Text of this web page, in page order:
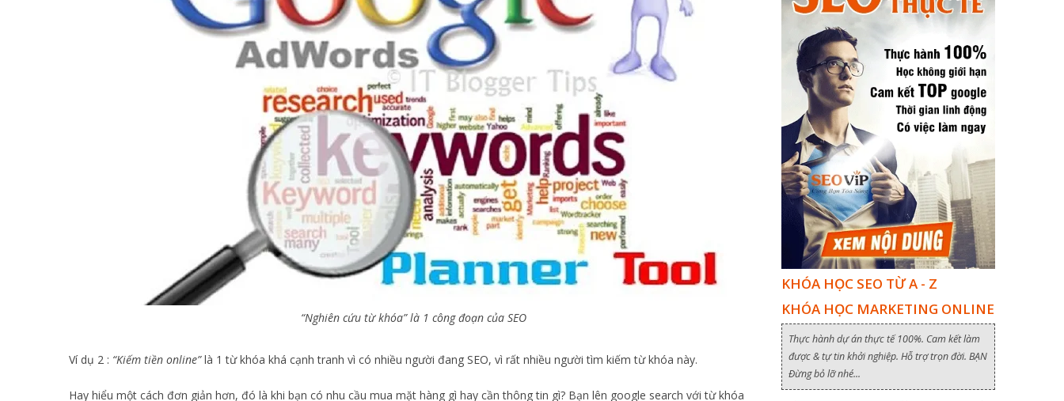
“Nghiên cứu từ khóa” là 1 công đoạn của SEO
Ví dụ 2 : “Kiếm tiền online”là 1 từ khóa khá cạnh tranh vì có nhiều người đang SEO, vì rất nhiều người tìm kiếm từ khóa này.
Hay hiểu một cách đơn giản hơn, đó là khi bạn có nhu cầu mua mặt hàng gì hay cần thông tin gì? Bạn lên google search với từ khóa
KHÓA HỌC SEO TỪ A - Z
KHÓA HỌC MARKETING ONLINE
Thực hành dự án thực tế 100%. Cam kết làm
được & tự tin khởi nghiệp. Hỗ trợ trọn đời. BẠN
Đừng bỏ lỡ nhé...